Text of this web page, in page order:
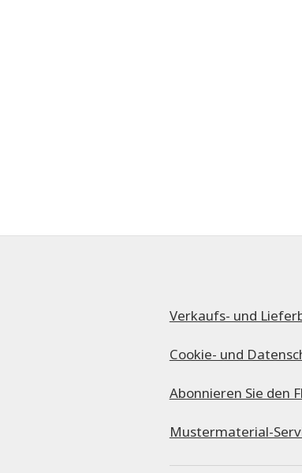
Verkaufs- und
Cookie- und
Abonnieren Sie den
Mustermaterial-